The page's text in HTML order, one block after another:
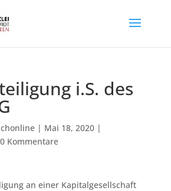
i.S. des
| Mai 18, 2020|
0 Kommentare
an einer Kapitalgesellschaft